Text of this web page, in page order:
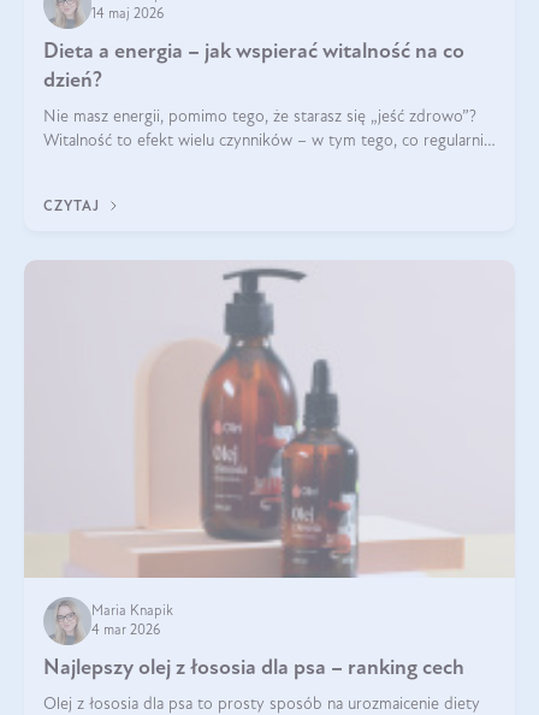
14 maj 2026
Dieta a energia – jak wspierać witalność na co
dzień?
Nie masz energii, pomimo tego, że starasz się „jeść zdrowo”?
Witalność to efekt wielu czynników – w tym tego, co regularnie
CZYTAJ
Maria Knapik
4 mar 2026
Najlepszy olej z łososia dla psa – ranking cech
Olej z łososia dla psa to prosty sposób na urozmaicenie diety